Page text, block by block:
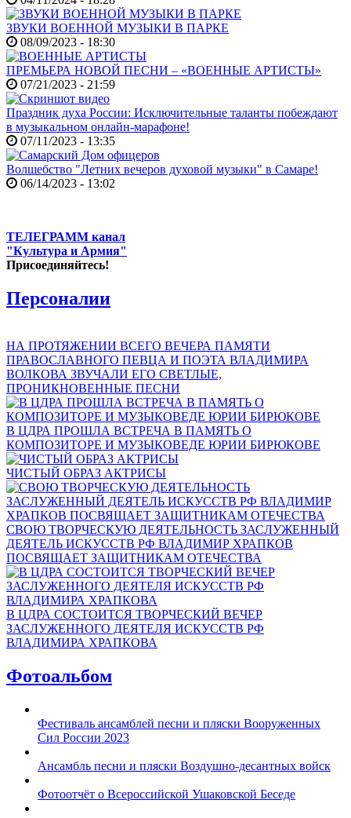
ЗВУКИ ВОЕННОЙ МУЗЫКИ В ПАРКЕ
08/09/2023 - 18:30
ПРЕМЬЕРА НОВОЙ ПЕСНИ – «ВОЕННЫЕ АРТИСТЫ»
07/21/2023 - 21:59
Праздник духа России: Исключительные таланты побеждают
в музыкальном онлайн-марафоне!
07/11/2023 - 13:35
Волшебство "Летних вечеров духовой музыки" в Самаре!
06/14/2023 - 13:02
ТЕЛЕГРАММ канал
"Культура и Армия"
Присоединяйтесь!
Персоналии
НА ПРОТЯЖЕНИИ ВСЕГО ВЕЧЕРА ПАМЯТИ
ПРАВОСЛАВНОГО ПЕВЦА И ПОЭТА ВЛАДИМИРА
ВОЛКОВА ЗВУЧАЛИ ЕГО СВЕТЛЫЕ,
ПРОНИКНОВЕННЫЕ ПЕСНИ
В ЦДРА ПРОШЛА ВСТРЕЧА В ПАМЯТЬ О
КОМПОЗИТОРЕ И МУЗЫКОВЕДЕ ЮРИИ БИРЮКОВЕ
ЧИСТЫЙ ОБРАЗ АКТРИСЫ
СВОЮ ТВОРЧЕСКУЮ ДЕЯТЕЛЬНОСТЬ ЗАСЛУЖЕННЫЙ
ДЕЯТЕЛЬ ИСКУССТВ РФ ВЛАДИМИР ХРАПКОВ
ПОСВЯЩАЕТ ЗАЩИТНИКАМ ОТЕЧЕСТВА
В ЦДРА СОСТОИТСЯ ТВОРЧЕСКИЙ ВЕЧЕР
ЗАСЛУЖЕННОГО ДЕЯТЕЛЯ ИСКУССТВ РФ
ВЛАДИМИРА ХРАПКОВА
Фотоальбом
Фестиваль ансамблей песни и пляски Вооруженных
Сил России 2023
Ансамбль песни и пляски Воздушно-десантных войск
Фотоотчёт о Всероссийской Ушаковской Беседе